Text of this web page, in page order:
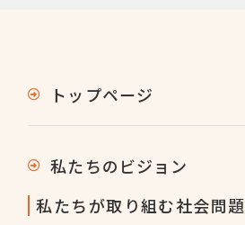
トップページ
私たちのビジョン
私たちが取り組む社会問題